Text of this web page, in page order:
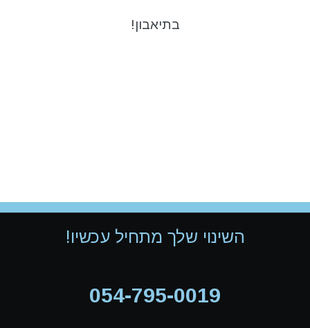
בתיאבון!
השינוי שלך מתחיל עכשיו!
054-795-0019